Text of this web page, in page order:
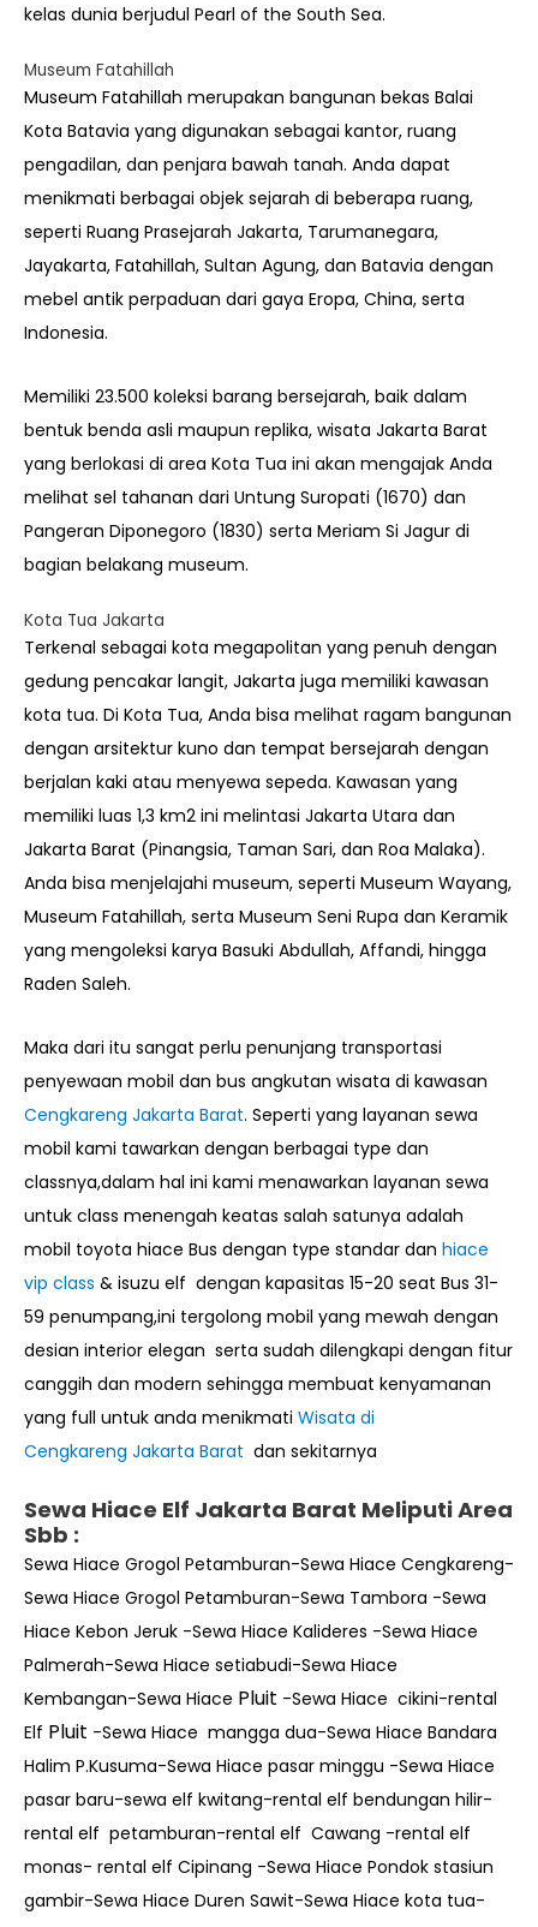
kelas dunia berjudul Pearl of the South Sea.
Museum Fatahillah
Museum Fatahillah merupakan bangunan bekas Balai
Kota Batavia yang digunakan sebagai kantor, ruang
pengadilan, dan penjara bawah tanah. Anda dapat
menikmati berbagai objek sejarah di beberapa ruang,
seperti Ruang Prasejarah Jakarta, Tarumanegara,
Jayakarta, Fatahillah, Sultan Agung, dan Batavia dengan
mebel antik perpaduan dari gaya Eropa, China, serta
Indonesia.
Memiliki 23.500 koleksi barang bersejarah, baik dalam
bentuk benda asli maupun replika, wisata Jakarta Barat
yang berlokasi di area Kota Tua ini akan mengajak Anda
melihat sel tahanan dari Untung Suropati (1670) dan
Pangeran Diponegoro (1830) serta Meriam Si Jagur di
bagian belakang museum.
Kota Tua Jakarta
Terkenal sebagai kota megapolitan yang penuh dengan
gedung pencakar langit, Jakarta juga memiliki kawasan
kota tua. Di Kota Tua, Anda bisa melihat ragam bangunan
dengan arsitektur kuno dan tempat bersejarah dengan
berjalan kaki atau menyewa sepeda. Kawasan yang
memiliki luas 1,3 km2 ini melintasi Jakarta Utara dan
Jakarta Barat (Pinangsia, Taman Sari, dan Roa Malaka).
Anda bisa menjelajahi museum, seperti Museum Wayang,
Museum Fatahillah, serta Museum Seni Rupa dan Keramik
yang mengoleksi karya Basuki Abdullah, Affandi, hingga
Raden Saleh.
Maka dari itu sangat perlu penunjang transportasi
penyewaan mobil dan bus angkutan wisata di kawasan
Cengkareng Jakarta Barat. Seperti yang layanan sewa
mobil kami tawarkan dengan berbagai type dan
classnya,dalam hal ini kami menawarkan layanan sewa
untuk class menengah keatas salah satunya adalah
mobil toyota hiace Bus dengan type standar dan hiace
vip class & isuzu elf dengan kapasitas 15-20 seat Bus 31-
59 penumpang,ini tergolong mobil yang mewah dengan
desian interior elegan serta sudah dilengkapi dengan fitur
canggih dan modern sehingga membuat kenyamanan
yang full untuk anda menikmati Wisata di
Cengkareng Jakarta Barat dan sekitarnya
Sewa Hiace Elf Jakarta Barat Meliputi Area
Sbb :
Sewa Hiace Grogol Petamburan-Sewa Hiace Cengkareng-
Sewa Hiace Grogol Petamburan-Sewa Tambora -Sewa
Hiace Kebon Jeruk -Sewa Hiace Kalideres -Sewa Hiace
Palmerah-Sewa Hiace setiabudi-Sewa Hiace
Kembangan-Sewa Hiace Pluit -Sewa Hiace cikini-rental
Elf Pluit -Sewa Hiace mangga dua-Sewa Hiace Bandara
Halim P.Kusuma-Sewa Hiace pasar minggu -Sewa Hiace
pasar baru-sewa elf kwitang-rental elf bendungan hilir-
rental elf petamburan-rental elf Cawang -rental elf
monas- rental elf Cipinang -Sewa Hiace Pondok stasiun
gambir-Sewa Hiace Duren Sawit-Sewa Hiace kota tua-